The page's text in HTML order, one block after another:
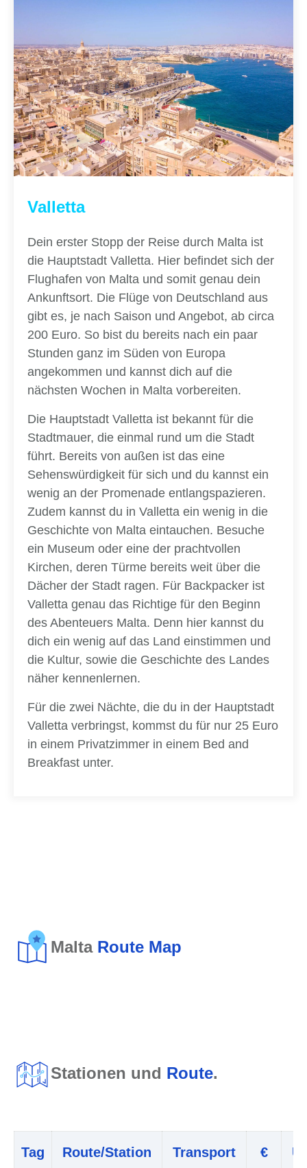
Valletta
Dein erster Stopp der Reise durch Malta ist
die Hauptstadt Valletta. Hier befindet sich der
Flughafen von Malta und somit genau dein
Ankunftsort. Die Flüge von Deutschland aus
gibt es, je nach Saison und Angebot, ab circa
200 Euro. So bist du bereits nach ein paar
Stunden ganz im Süden von Europa
angekommen und kannst dich auf die
nächsten Wochen in Malta vorbereiten.
Die Hauptstadt Valletta ist bekannt für die
Stadtmauer, die einmal rund um die Stadt
führt. Bereits von außen ist das eine
Sehenswürdigkeit für sich und du kannst ein
wenig an der Promenade entlangspazieren.
Zudem kannst du in Valletta ein wenig in die
Geschichte von Malta eintauchen. Besuche
ein Museum oder eine der prachtvollen
Kirchen, deren Türme bereits weit über die
Dächer der Stadt ragen. Für Backpacker ist
Valletta genau das Richtige für den Beginn
des Abenteuers Malta. Denn hier kannst du
dich ein wenig auf das Land einstimmen und
die Kultur, sowie die Geschichte des Landes
näher kennenlernen.
Für die zwei Nächte, die du in der Hauptstadt
Valletta verbringst, kommst du für nur 25 Euro
in einem Privatzimmer in einem Bed and
Breakfast unter.
Malta Route Map
Stationen und Route.
Tag Route/Station Transport €